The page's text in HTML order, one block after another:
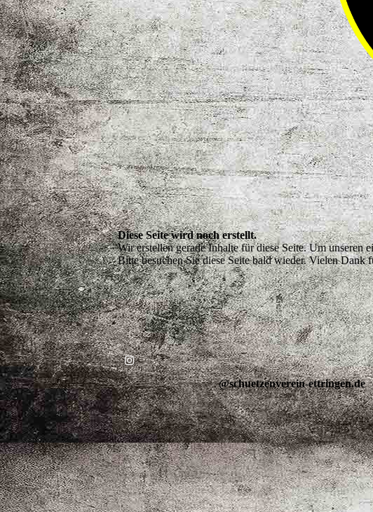
Diese Seite wird noch erstellt.
Wir erstellen gerade Inhalte für diese Seite. Um unseren
Bitte besuchen Sie diese Seite bald wieder. Vielen Dank
@schuetzenverein-ettringen.de